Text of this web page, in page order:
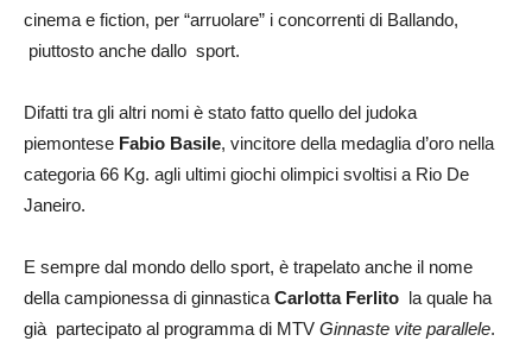
cinema e fiction, per “arruolare” i concorrenti di Ballando,
piuttosto anche dallo sport.
Difatti tra gli altri nomi è stato fatto quello del judoka
piemontese Fabio Basile, vincitore della medaglia d’oro nella
categoria 66 Kg. agli ultimi giochi olimpici svoltisi a Rio De
Janeiro.
E sempre dal mondo dello sport, è trapelato anche il nome
della campionessa di ginnastica Carlotta Ferlito la quale ha
già partecipato al programma di MTV Ginnaste vite parallele.